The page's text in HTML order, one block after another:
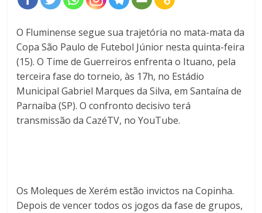
O Fluminense segue sua trajetória no mata-mata da
Copa São Paulo de Futebol Júnior nesta quinta-feira
(15). O Time de Guerreiros enfrenta o Ituano, pela
terceira fase do torneio, às 17h, no Estádio
Municipal Gabriel Marques da Silva, em Santaína de
Parnaíba (SP). O confronto decisivo terá
transmissão da CazéTV, no YouTube.
Os Moleques de Xerém estão invictos na Copinha.
Depois de vencer todos os jogos da fase de grupos,